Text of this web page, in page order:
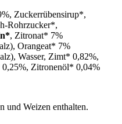
Zuckerrübensirup*,
Rohrzucker*,
, Zitronat* 7%
Orangeat* 7%
Wasser, Zimt* 0,82%,
Zitronenöl* 0,04%
und Weizen enthalten.